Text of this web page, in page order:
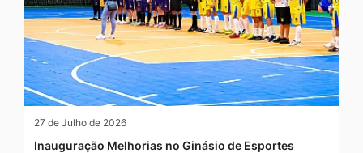
27 de Julho de 2026
Inauguração Melhorias no Ginásio de Esportes